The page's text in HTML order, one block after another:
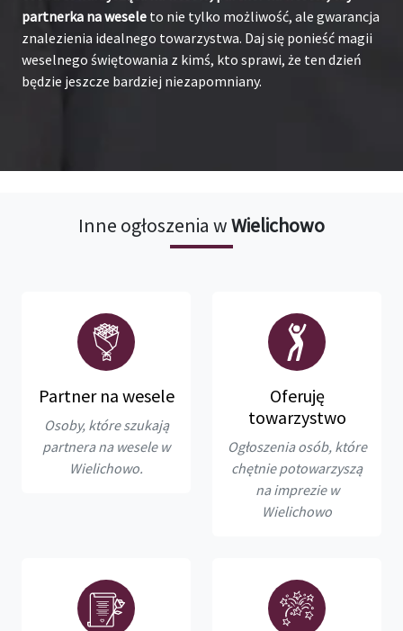
partnerka na wesele to nie tylko możliwość, ale gwarancja
znalezienia idealnego towarzystwa. Daj się ponieść magii
weselnego świętowania z kimś, kto sprawi, że ten dzień
będzie jeszcze bardziej niezapomniany.
Inne ogłoszenia wWielichowo
Partner na wesele
Osoby, które szukają
partnera na wesele w
Wielichowo.
Oferuję
towarzystwo
Ogłoszenia osób, które
chętnie potowarzyszą
na imprezie w
Wielichowo